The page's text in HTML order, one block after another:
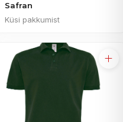
Safran
Küsi pakkumist